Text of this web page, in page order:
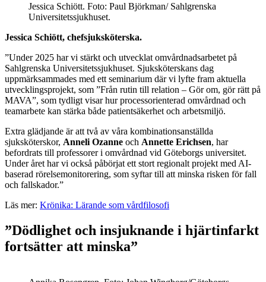
Jessica Schiött. Foto: Paul Björkman/ Sahlgrenska
Universitetssjukhuset.
Jessica Schiött, chefsjuksköterska.
”Under 2025 har vi stärkt och utvecklat omvårdnadsarbetet på
Sahlgrenska Universitetssjukhuset. Sjuksköter­skans dag
uppmärksammades med ett seminarium där vi lyfte fram aktuella
utvecklingsprojekt, som ”Från rutin till relation – Gör om, gör rätt på
MAVA”, som tydligt visar hur processorienterad omvårdnad och
teamarbete kan stärka både patientsäkerhet och arbetsmiljö.
Extra glädjande är att två av våra kombinationsanställda
sjuksköterskor, Anneli Ozanne och Annette Erichsen, har
befordrats till professorer i omvårdnad vid Göteborgs universitet.
Under året har vi också påbörjat ett stort regionalt projekt med AI-
baserad rörelsemonitorering, som syftar till att minska risken för fall
och fallskador.”
Läs mer: Krönika: Lärande som vårdfilosofi
”Dödlighet och insjuknande i hjärtinfarkt
fortsätter att minska”